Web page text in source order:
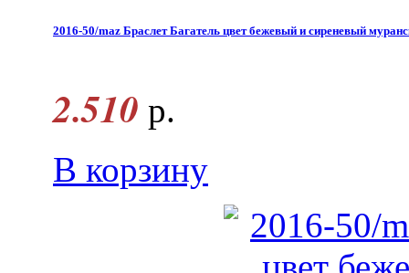
2016-50/maz Браслет Багатель цвет бежевый и сиреневый
2.510 р.
В корзину